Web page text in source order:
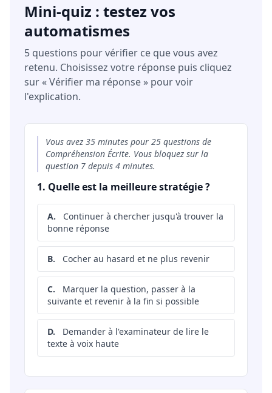
Mini-quiz : testez vos
automatismes
5 questions pour vérifier ce que vous avez
retenu. Choisissez votre réponse puis cliquez
sur « Vérifier ma réponse » pour voir
l'explication.
Vous avez 35 minutes pour 25 questions de
Compréhension Écrite. Vous bloquez sur la
question 7 depuis 4 minutes.
1. Quelle est la meilleure stratégie ?
A.
Continuer à chercher jusqu'à trouver la
bonne réponse
B. Cocher au hasard et ne plus revenir
C.
Marquer la question, passer à la
suivante et revenir à la fin si possible
D.
Demander à l'examinateur de lire le
texte à voix haute